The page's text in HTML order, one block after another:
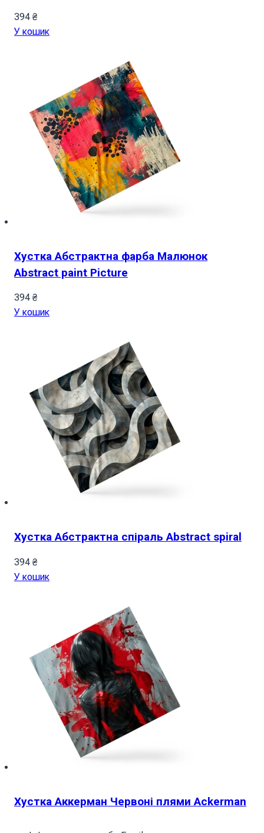
394 ₴
У кошик
Хустка Абстрактна фарба Малюнок
Abstract paint Picture
394 ₴
У кошик
Хустка Абстрактна спіраль Abstract spiral
394 ₴
У кошик
Хустка Аккерман Червоні плями Ackerman